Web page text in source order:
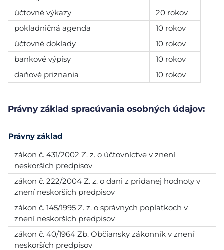
účtovné výkazy
20 rokov
pokladničná agenda
10 rokov
účtovné doklady
10 rokov
bankové výpisy
10 rokov
daňové priznania
10 rokov
Právny základ spracúvania osobných údajov:
Právny základ
zákon č. 431/2002 Z. z. o účtovníctve v znení
neskorších predpisov
zákon č. 222/2004 Z. z. o dani z pridanej hodnoty v
znení neskorších predpisov
zákon č. 145/1995 Z. z. o správnych poplatkoch v
znení neskorších predpisov
zákon č. 40/1964 Zb. Občiansky zákonník v znení
neskorších predpisov